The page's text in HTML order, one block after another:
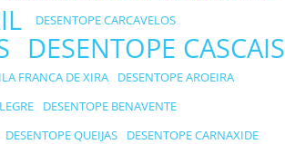
DESENTOPE CARCAVELOS
DESENTOPE CASCAIS
FRANCA DE XIRA
DESENTOPE AROEIRA
DESENTOPE BENAVENTE
DESENTOPE QUEIJAS DESENTOPE CARNAXIDE